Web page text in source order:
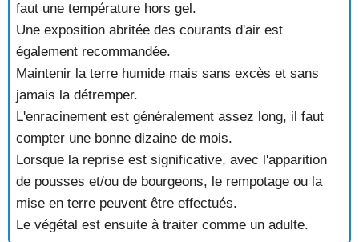
faut une température hors gel.
Une exposition abritée des courants d'air est
également recommandée.
Maintenir la terre humide mais sans excès et sans
jamais la détremper.
L'enracinement est généralement assez long, il faut
compter une bonne dizaine de mois.
Lorsque la reprise est significative, avec l'apparition
de pousses et/ou de bourgeons, le rempotage ou la
mise en terre peuvent être effectués.
Le végétal est ensuite à traiter comme un adulte.